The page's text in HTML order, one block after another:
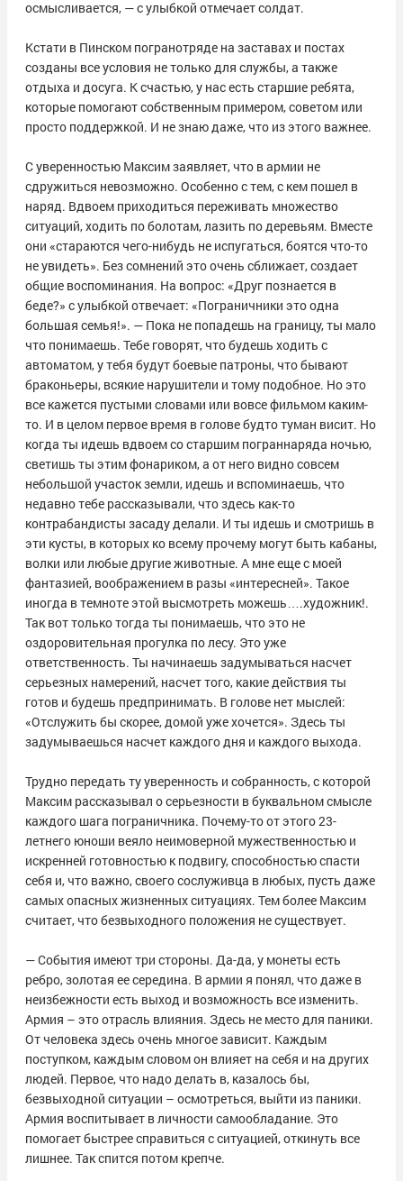
осмысливается, — с улыбкой отмечает солдат.
Кстати в Пинском погранотряде на заставах и постах
созданы все условия не только для службы, а также
отдыха и досуга. К счастью, у нас есть старшие ребята,
которые помогают собственным примером, советом или
просто поддержкой. И не знаю даже, что из этого важнее.
С уверенностью Максим заявляет, что в армии не
сдружиться невозможно. Особенно с тем, с кем пошел в
наряд. Вдвоем приходиться переживать множество
ситуаций, ходить по болотам, лазить по деревьям. Вместе
они «стараются чего-нибудь не испугаться, боятся что-то
не увидеть». Без сомнений это очень сближает, создает
общие воспоминания. На вопрос: «Друг познается в
беде?» с улыбкой отвечает: «Пограничники это одна
большая семья!». — Пока не попадешь на границу, ты мало
что понимаешь. Тебе говорят, что будешь ходить с
автоматом, у тебя будут боевые патроны, что бывают
браконьеры, всякие нарушители и тому подобное. Но это
все кажется пустыми словами или вовсе фильмом каким-
то. И в целом первое время в голове будто туман висит. Но
когда ты идешь вдвоем со старшим пограннаряда ночью,
светишь ты этим фонариком, а от него видно совсем
небольшой участок земли, идешь и вспоминаешь, что
недавно тебе рассказывали, что здесь как-то
контрабандисты засаду делали. И ты идешь и смотришь в
эти кусты, в которых ко всему прочему могут быть кабаны,
волки или любые другие животные. А мне еще с моей
фантазией, воображением в разы «интересней». Такое
иногда в темноте этой высмотреть можешь….художник!.
Так вот только тогда ты понимаешь, что это не
оздоровительная прогулка по лесу. Это уже
ответственность. Ты начинаешь задумываться насчет
серьезных намерений, насчет того, какие действия ты
готов и будешь предпринимать. В голове нет мыслей:
«Отслужить бы скорее, домой уже хочется». Здесь ты
задумываешься насчет каждого дня и каждого выхода.
Трудно передать ту уверенность и собранность, с которой
Максим рассказывал о серьезности в буквальном смысле
каждого шага пограничника. Почему-то от этого 23-
летнего юноши веяло неимоверной мужественностью и
искренней готовностью к подвигу, способностью спасти
себя и, что важно, своего сослуживца в любых, пусть даже
самых опасных жизненных ситуациях. Тем более Максим
считает, что безвыходного положения не существует.
— События имеют три стороны. Да-да, у монеты есть
ребро, золотая ее середина. В армии я понял, что даже в
неизбежности есть выход и возможность все изменить.
Армия – это отрасль влияния. Здесь не место для паники.
От человека здесь очень многое зависит. Каждым
поступком, каждым словом он влияет на себя и на других
людей. Первое, что надо делать в, казалось бы,
безвыходной ситуации – осмотреться, выйти из паники.
Армия воспитывает в личности самообладание. Это
помогает быстрее справиться с ситуацией, откинуть все
лишнее. Так спится потом крепче.